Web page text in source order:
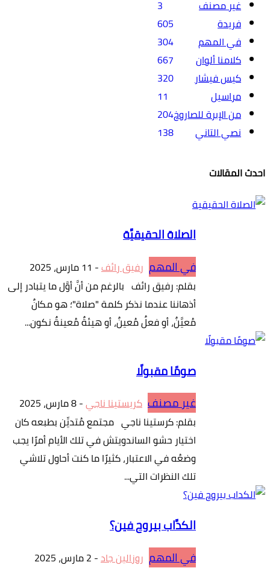
غير مصنف
3
فريدة
605
في المهم
304
كلامنا ألوان
667
كيس فيشار
320
مراسيل
11
من الإبرة للصاروخ204
نصي التاني
138
احدث المقالات
الصلاة الحقيقيَّة
في المهم رفيق رائف- 11 مارس، 2025
بقلم: رفيق رائف بالرغم من أنَّ أوَّل ما يتبادر إلى
أذهاننا عندما نذكر كلمة "صلاة"؛ هو مكانٌ
مُعيَّنٌ، أو فعلٌ مُعينٌ، أو هيئةٌ مُعينةٌ نكون...
صومًا مقبولًا
غير مصنف كريستينا ناجي-8 مارس، 2025
بقلم: كرستينا ناجي مجتمع مُتديِّن بطبعه كان
اختيار حشو الساندويتش في تلك الأيام أمرًا يجب
وضعُه في الاعتبار، كثيرًا ما كنت أحاول تلاشي
تلك النظرات التي...
الكدَّاب بيروح فين؟
في المهم روزالين جاد- 2 مارس، 2025